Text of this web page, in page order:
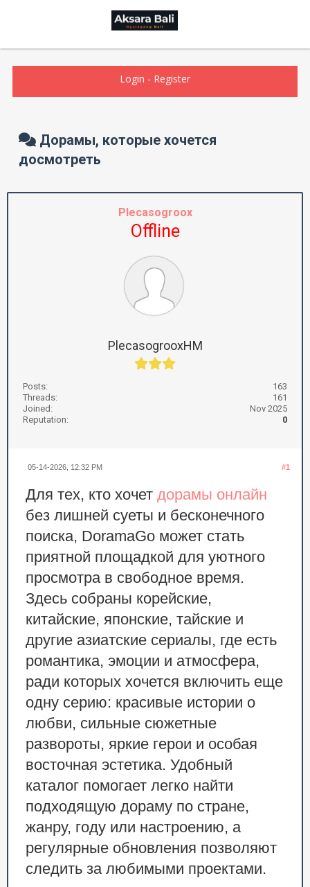
Login - Register
Дорамы, которые хочется
досмотреть
Plecasogroox
Offline
PlecasogrooxHM
Posts: 163
Threads: 161
Joined: Nov 2025
Reputation: 0
#1
05-14-2026, 12:32 PM
Для тех, кто хочетдорамы онлайн
без лишней суеты и бесконечного
поиска, DoramaGo может стать
приятной площадкой для уютного
просмотра в свободное время.
Здесь собраны корейские,
китайские, японские, тайские и
другие азиатские сериалы, где есть
романтика, эмоции и атмосфера,
ради которых хочется включить еще
одну серию: красивые истории о
любви, сильные сюжетные
развороты, яркие герои и особая
восточная эстетика. Удобный
каталог помогает легко найти
подходящую дораму по стране,
жанру, году или настроению, а
регулярные обновления позволяют
следить за любимыми проектами.